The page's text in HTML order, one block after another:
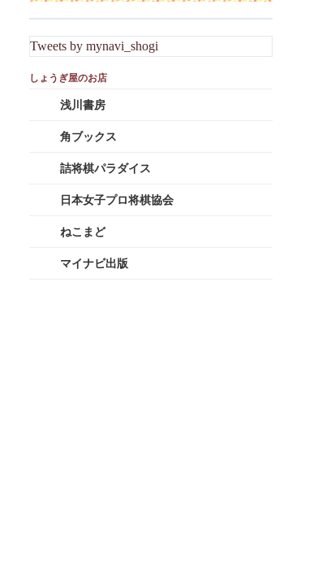
Tweets by mynavi_shogi
浅川書房
角ブックス
詰将棋パラダイス
日本女子プロ将棋協会
ねこまど
マイナビ出版